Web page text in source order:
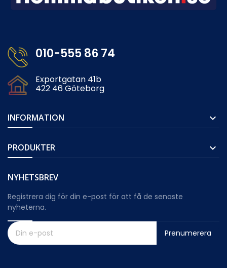
010-555 86 74
Exportgatan 41b
422 46 Göteborg
INFORMATION 
PRODUKTER 
NYHETSBREV
Registrera dig för din e-post för att få de senaste
nyheterna.
Prenumerera